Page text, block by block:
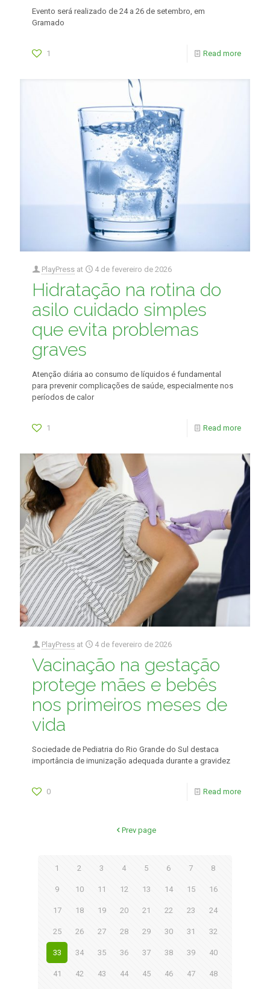
Evento será realizado de 24 a 26 de setembro, em
Gramado
1 Read more
PlayPress at 4 de fevereiro de 2026
Hidratação na rotina do
asilo cuidado simples
que evita problemas
graves
Atenção diária ao consumo de líquidos é fundamental
para prevenir complicações de saúde, especialmente nos
períodos de calor
1 Read more
PlayPress at 4 de fevereiro de 2026
Vacinação na gestação
protege mães e bebês
nos primeiros meses de
vida
Sociedade de Pediatria do Rio Grande do Sul destaca
importância de imunização adequada durante a gravidez
0 Read more
Prev page
1 2 3 4 5 6 7 8
9 10 11 12 13 14 15 16
17 18 19 20 21 22 23 24
25 26 27 28 29 30 31 32
33 34 35 36 37 38 39 40
41 42 43 44 45 46 47 48